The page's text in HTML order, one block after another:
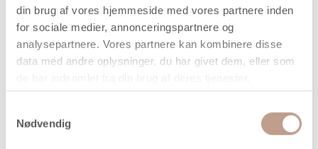
din brug af vores hjemmeside med vores partnere inden
for sociale medier, annonceringspartnere og
analysepartnere. Vores partnere kan kombinere disse
data med andre oplysninger, du har givet dem, eller som
Nødvendig
Antal Pris / Stk
1 stk 260,00 kr.
6 stk 216,25 kr. 262,50 kr.